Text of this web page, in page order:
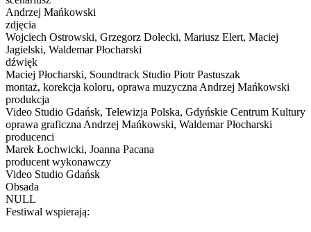
Andrzej Mańkowski
zdjęcia
Wojciech Ostrowski, Grzegorz Dolecki, Mariusz Elert, Maciej
Jagielski, Waldemar Płocharski
dźwięk
Maciej Płocharski, Soundtrack Studio Piotr Pastuszak
montaż, korekcja koloru, oprawa muzyczna Andrzej Mańkowski
produkcja
Video Studio Gdańsk, Telewizja Polska, Gdyńskie Centrum Kultury
oprawa graficzna Andrzej Mańkowski, Waldemar Płocharski
producenci
Marek Łochwicki, Joanna Pacana
producent wykonawczy
Video Studio Gdańsk
Obsada
NULL
Festiwal wspierają: